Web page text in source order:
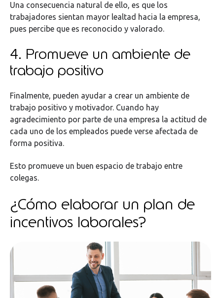
Una consecuencia natural de ello, es que los
trabajadores sientan mayor lealtad hacia la empresa,
pues percibe que es reconocido y valorado.
4. Promueve un ambiente de
trabajo positivo
Finalmente, pueden ayudar a crear un ambiente de
trabajo positivo y motivador. Cuando hay
agradecimiento por parte de una empresa la actitud de
cada uno de los empleados puede verse afectada de
forma positiva.
Esto promueve un buen espacio de trabajo entre
colegas.
¿Cómo elaborar un plan de
incentivos laborales?